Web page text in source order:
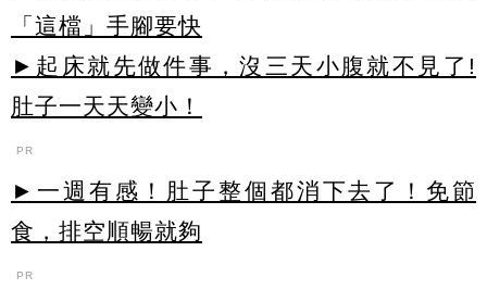
「這檔」手腳要快
►起床就先做件事，沒三天小腹就不見了!
肚子一天天變小！
PR
►一週有感！肚子整個都消下去了！免節
食，排空順暢就夠
PR